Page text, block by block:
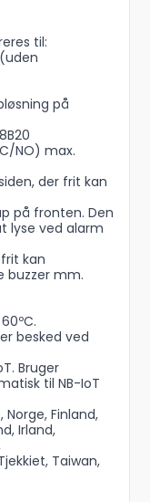
til:
på
NO) max.
der frit kan
på fronten. Den
lyse ved alarm
kan
buzzer mm.
besked ved
Bruger
til NB-IoT
Finland,
Irland,
Taiwan,